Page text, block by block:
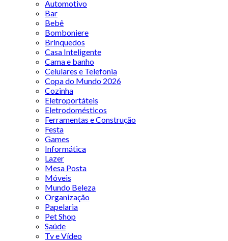
Automotivo
Bar
Bebê
Bomboniere
Brinquedos
Casa Inteligente
Cama e banho
Celulares e Telefonia
Copa do Mundo 2026
Cozinha
Eletroportáteis
Eletrodomésticos
Ferramentas e Construção
Festa
Games
Informática
Lazer
Mesa Posta
Móveis
Mundo Beleza
Organização
Papelaria
Pet Shop
Saúde
Tv e Vídeo